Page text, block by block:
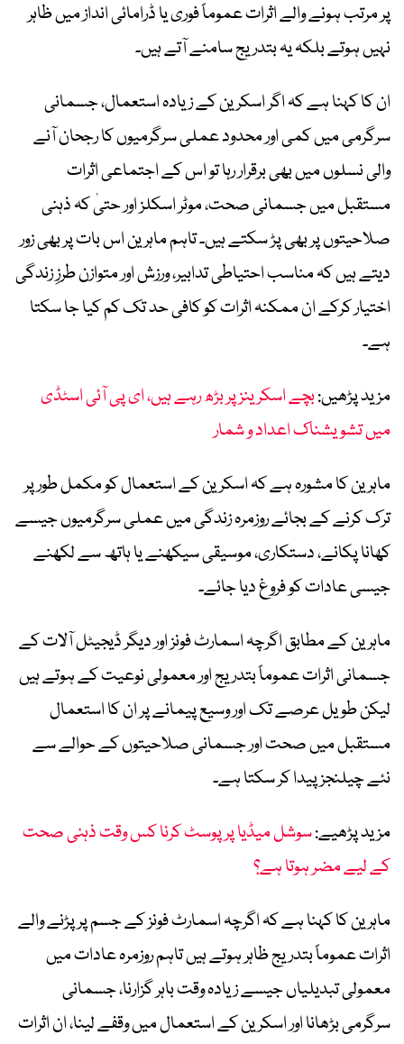
پر مرتب ہونے والے اثرات عموماً فوری یا ڈرامائی انداز میں ظاہر
نہیں ہوتے بلکہ یہ بتدریج سامنے آتے ہیں۔
ان کا کہنا ہے کہ اگر اسکرین کے زیادہ استعمال، جسمانی
سرگرمی میں کمی اور محدود عملی سرگرمیوں کا رجحان آنے
والی نسلوں میں بھی برقرار رہا تو اس کے اجتماعی اثرات
مستقبل میں جسمانی صحت، موٹر اسکلز اور حتیٰ کہ ذہنی
صلاحیتوں پر بھی پڑ سکتے ہیں۔ تاہم ماہرین اس بات پر بھی زور
دیتے ہیں کہ مناسب احتیاطی تدابیر، ورزش اور متوازن طرزِ زندگی
اختیار کرکے ان ممکنہ اثرات کو کافی حد تک کم کیا جا سکتا
ہے۔
مزید پڑھیں:بچے اسکرینز پر بڑھ رہے ہیں، ای پی آئی اسٹڈی
میں تشویشناک اعداد و شمار
ماہرین کا مشورہ ہے کہ اسکرین کے استعمال کو مکمل طور پر
ترک کرنے کے بجائے روزمرہ زندگی میں عملی سرگرمیوں جیسے
کھانا پکانے، دستکاری، موسیقی سیکھنے یا ہاتھ سے لکھنے
جیسی عادات کو فروغ دیا جائے۔
ماہرین کے مطابق اگرچہ اسمارٹ فونز اور دیگر ڈیجیٹل آلات کے
جسمانی اثرات عموماً بتدریج اور معمولی نوعیت کے ہوتے ہیں
لیکن طویل عرصے تک اور وسیع پیمانے پر ان کا استعمال
مستقبل میں صحت اور جسمانی صلاحیتوں کے حوالے سے
نئے چیلنجز پیدا کر سکتا ہے۔
مزید پڑھیے:سوشل میڈیا پر پوسٹ کرنا کس وقت ذہنی صحت
کے لیے مضر ہوتا ہے؟
ماہرین کا کہنا ہے کہ اگرچہ اسمارٹ فونز کے جسم پر پڑنے والے
اثرات عموماً بتدریج ظاہر ہوتے ہیں تاہم روزمرہ عادات میں
معمولی تبدیلیاں جیسے زیادہ وقت باہر گزارنا، جسمانی
سرگرمی بڑھانا اور اسکرین کے استعمال میں وقفے لینا، ان اثرات